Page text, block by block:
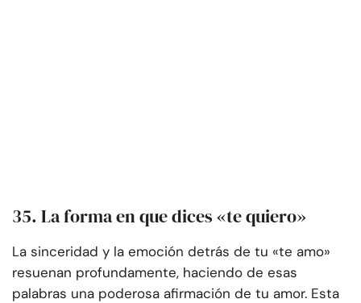
35. La forma en que dices «te quiero»
La sinceridad y la emoción detrás de tu «te amo»
resuenan profundamente, haciendo de esas
palabras una poderosa afirmación de tu amor. Esta